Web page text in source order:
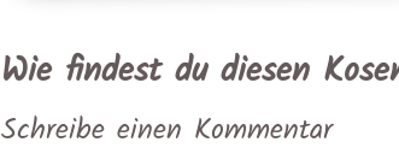
Wie findest du diesen
Schreibe einen Kommentar